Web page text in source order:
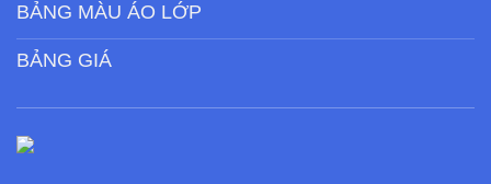
BẢNG MÀU ÁO LỚP
BẢNG GIÁ